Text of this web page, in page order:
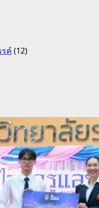
รค์(12)